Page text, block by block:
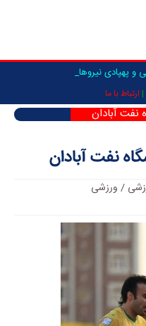
پهپادی نیرو‌های مسلح_
ارتباط با ما
نفت آبادان
نفت آبادان
/ ورزشی